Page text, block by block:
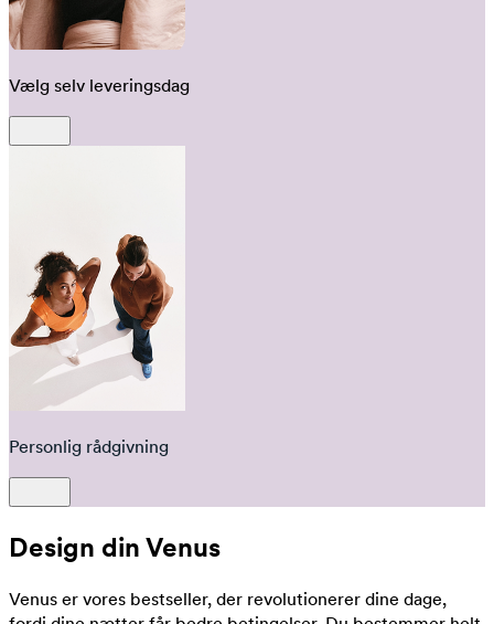
Vælg selv leveringsdag
Personlig rådgivning
Design din Venus
Venus er vores bestseller, der revolutionerer dine dage,